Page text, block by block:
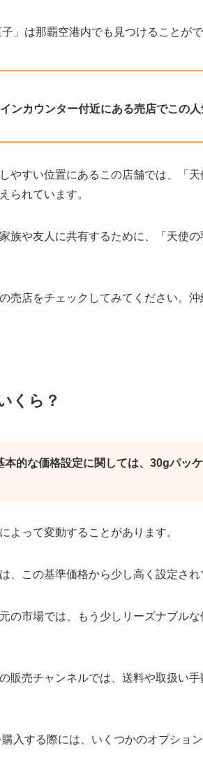
」は那覇空港内でも見つけることがで
ンカウンター付近にある売店でこの人
やすい位置にあるこの店舗では、「
られています。
族や友人に共有するために、「天使
売店をチェックしてみてください。
くら？
本的な価格設定に関しては、30gパッ
よって変動することがあります。
、この基準価格から少し高く設定され
の市場では、もう少しリーズナブル
販売チャンネルでは、送料や取扱い
入する際には、いくつかのオプショ